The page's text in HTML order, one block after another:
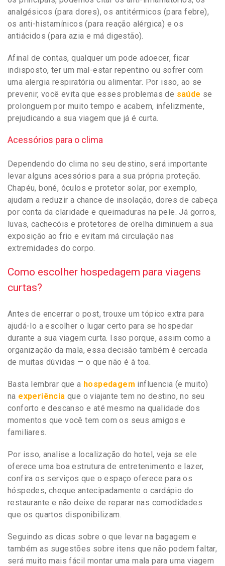
analgésicos (para dores), os antitérmicos (para febre),
os anti-histamínicos (para reação alérgica) e os
antiácidos (para azia e má digestão).
Afinal de contas, qualquer um pode adoecer, ficar
indisposto, ter um mal-estar repentino ou sofrer com
uma alergia respiratória ou alimentar. Por isso, ao se
prevenir, você evita que esses problemas de saúde se
prolonguem por muito tempo e acabem, infelizmente,
prejudicando a sua viagem que já é curta.
Acessórios para o clima
Dependendo do clima no seu destino, será importante
levar alguns acessórios para a sua própria proteção.
Chapéu, boné, óculos e protetor solar, por exemplo,
ajudam a reduzir a chance de insolação, dores de cabeça
por conta da claridade e queimaduras na pele. Já gorros,
luvas, cachecóis e protetores de orelha diminuem a sua
exposição ao frio e evitam má circulação nas
extremidades do corpo.
Como escolher hospedagem para viagens
curtas?
Antes de encerrar o post, trouxe um tópico extra para
ajudá-lo a escolher o lugar certo para se hospedar
durante a sua viagem curta. Isso porque, assim como a
organização da mala, essa decisão também é cercada
de muitas dúvidas — o que não é à toa.
Basta lembrar que a hospedagem influencia (e muito)
na experiência que o viajante tem no destino, no seu
conforto e descanso e até mesmo na qualidade dos
momentos que você tem com os seus amigos e
familiares.
Por isso, analise a localização do hotel, veja se ele
oferece uma boa estrutura de entretenimento e lazer,
confira os serviços que o espaço oferece para os
hóspedes, cheque antecipadamente o cardápio do
restaurante e não deixe de reparar nas comodidades
que os quartos disponibilizam.
Seguindo as dicas sobre o que levar na bagagem e
também as sugestões sobre itens que não podem faltar,
será muito mais fácil montar uma mala para uma viagem